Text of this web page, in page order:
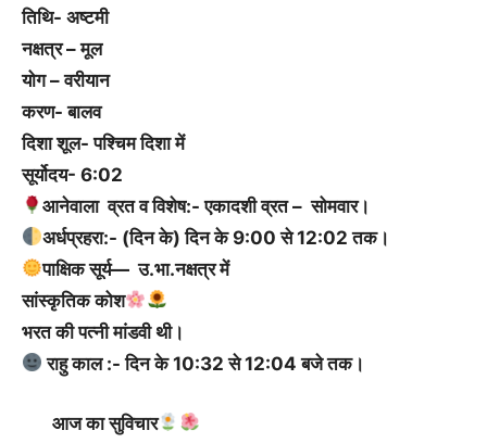
तिथि- अष्टमी
नक्षत्र – मूल
योग – वरीयान
करण- बालव
दिशा शूल- पश्चिम दिशा में
सूर्योदय- 6:02
आनेवाला व्रत व विशेष:- एकादशी व्रत – सोमवार।
अर्धप्रहरा:- (दिन के) दिन के 9:00 से 12:02 तक।
पाक्षिक सूर्य— उ.भा.नक्षत्र में
सांस्कृतिक कोश
भरत की पत्नी मांडवी थी।
राहु काल :- दिन के 10:32 से 12:04 बजे तक।
आज का सुविचार